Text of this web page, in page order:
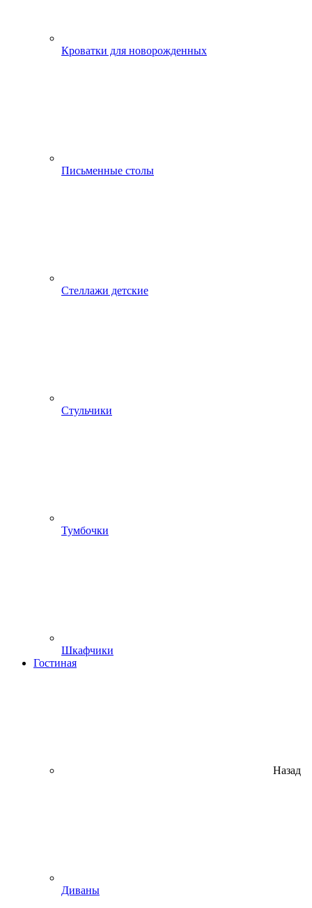
Кроватки для новорожденных
Письменные столы
Стеллажи детские
Стульчики
Тумбочки
Шкафчики
Гостиная
Назад
Диваны